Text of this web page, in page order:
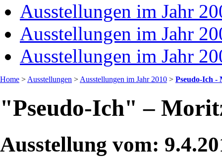
Ausstellungen im Jahr
Ausstellungen im Jahr
Ausstellungen im Jahr
Home > Ausstellungen > Ausstellungen im Jahr 2010 > Pseudo-Ich -
"Pseudo-Ich" –
Ausstellung vom: